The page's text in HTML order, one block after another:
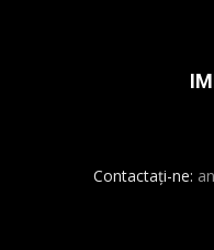
Contactați-ne: